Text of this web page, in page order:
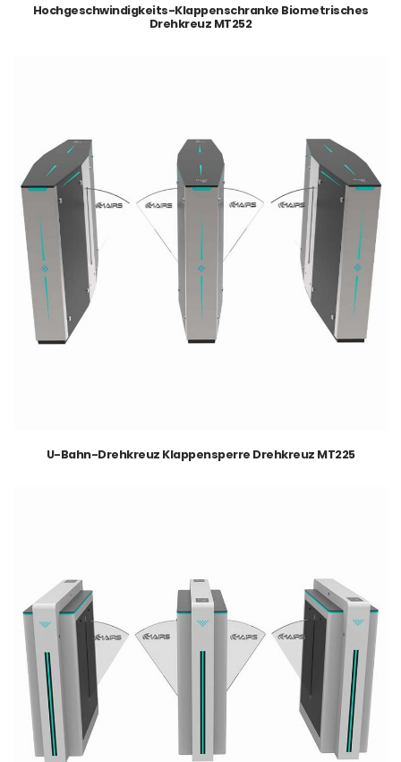
Hochgeschwindigkeits-Klappenschranke Biometrisches
Drehkreuz MT252
U-Bahn-Drehkreuz Klappensperre Drehkreuz MT225